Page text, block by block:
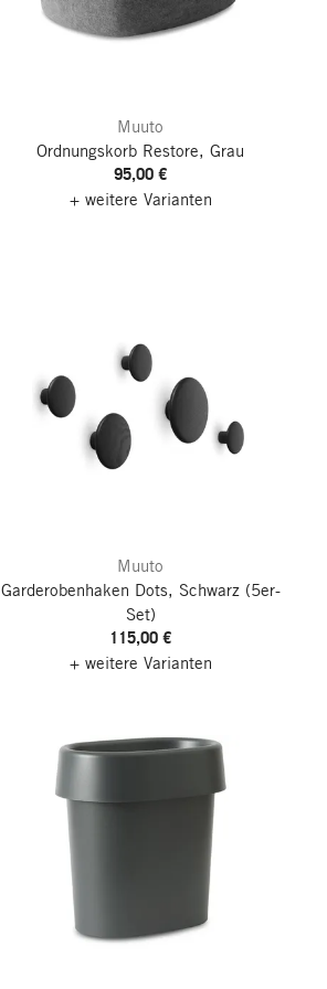
Muuto
Ordnungskorb Restore, Grau
95,00 €
+ weitere Varianten
Muuto
Garderobenhaken Dots, Schwarz(5er-
Set)
115,00 €
+ weitere Varianten